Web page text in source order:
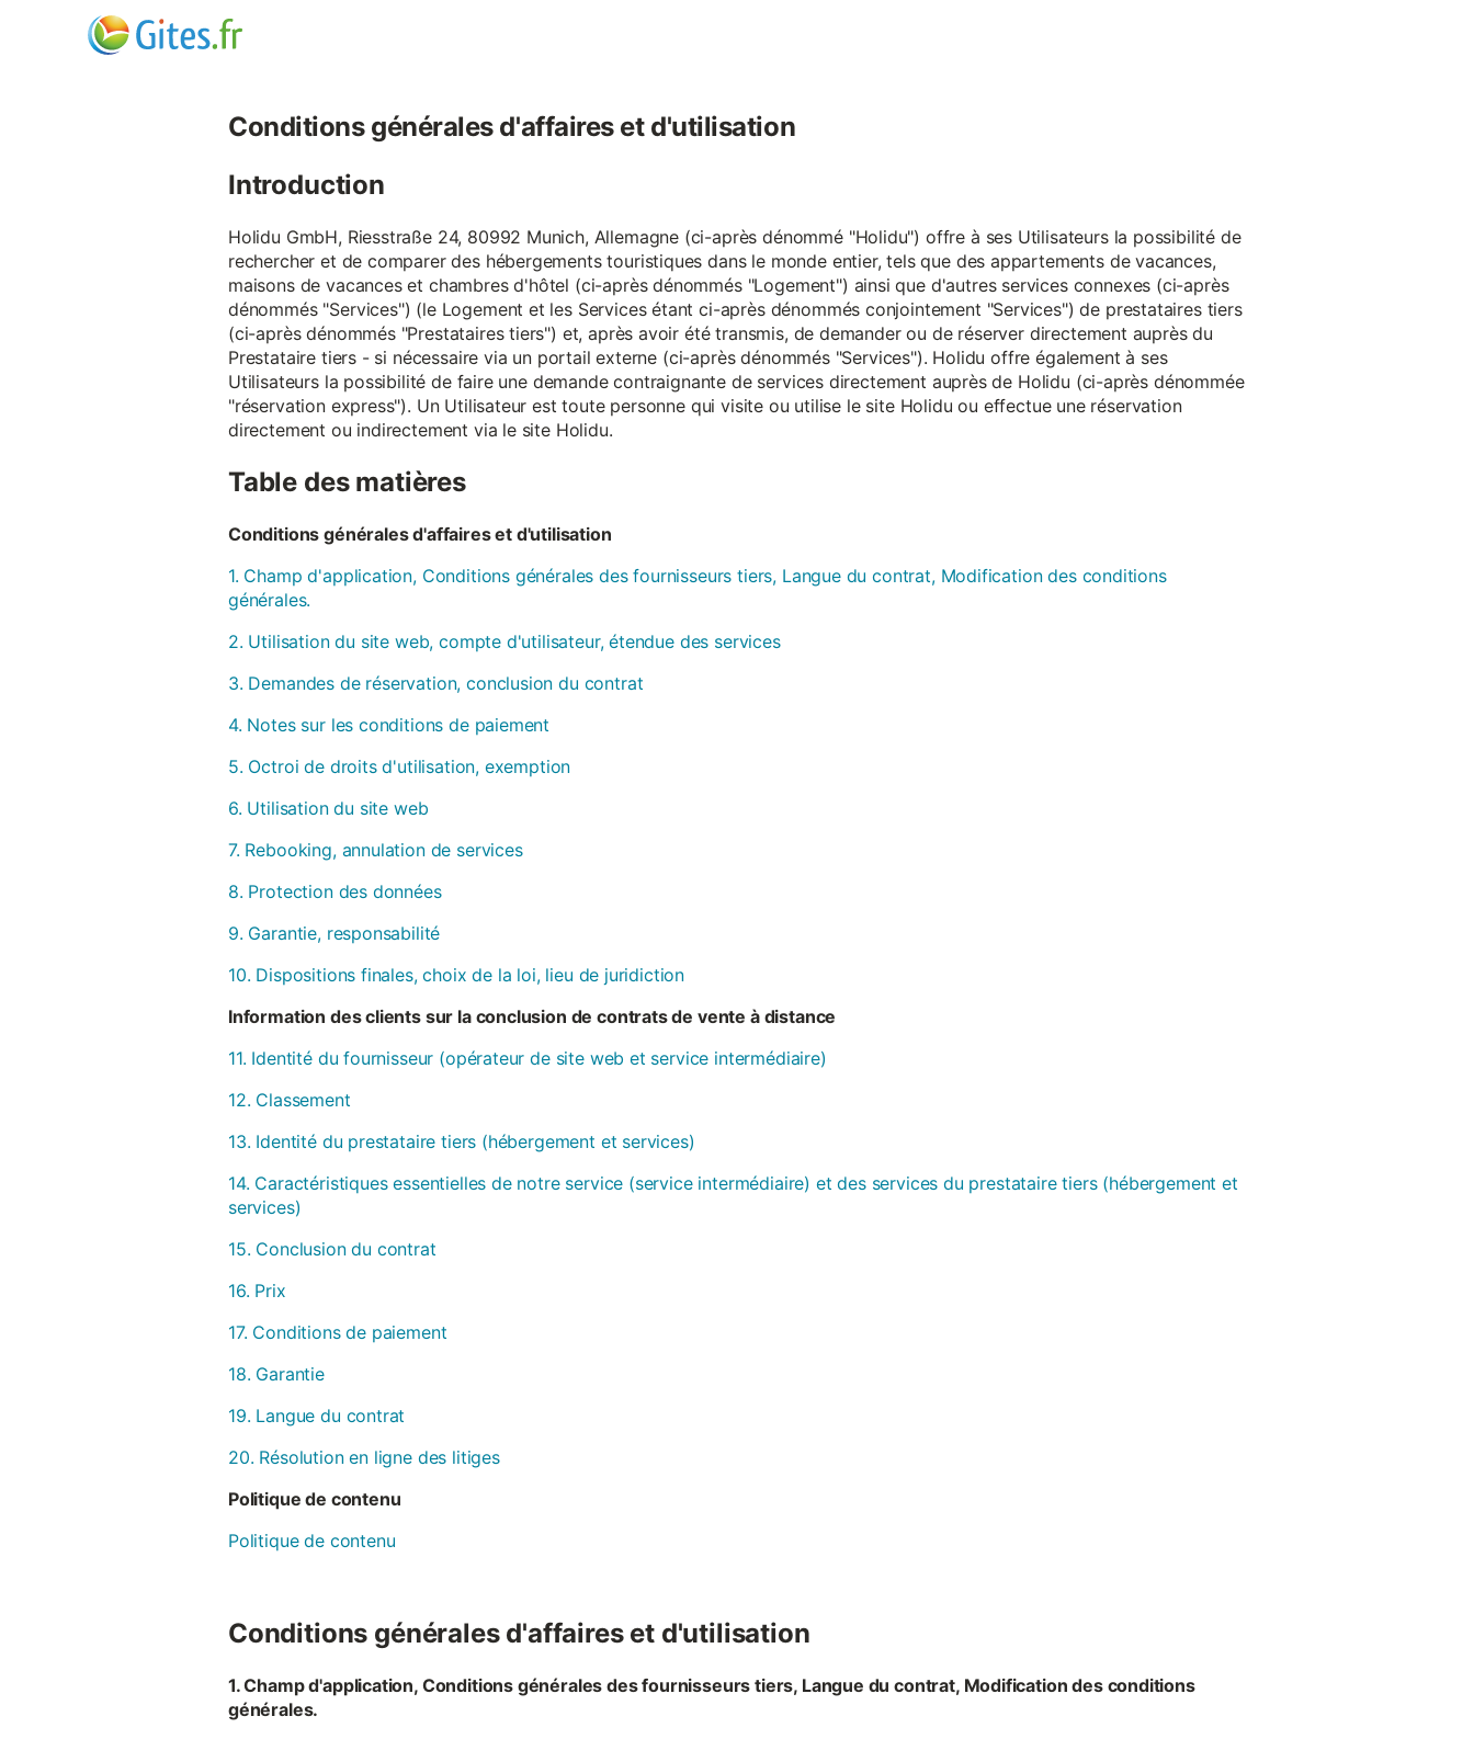
Conditions générales d'affaires et d'utilisation
Introduction
Holidu GmbH, Riesstraße 24, 80992 Munich, Allemagne (ci-après dénommé "Holidu") offre à ses Utilisateurs la possibilité de
rechercher et de comparer des hébergements touristiques dans le monde entier, tels que des appartements de vacances,
maisons de vacances et chambres d'hôtel (ci-après dénommés "Logement") ainsi que d'autres services connexes (ci-après
dénommés "Services") (le Logement et les Services étant ci-après dénommés conjointement "Services") de prestataires tiers
(ci-après dénommés "Prestataires tiers") et, après avoir été transmis, de demander ou de réserver directement auprès du
Prestataire tiers - si nécessaire via un portail externe (ci-après dénommés "Services"). Holidu offre également à ses
Utilisateurs la possibilité de faire une demande contraignante de services directement auprès de Holidu (ci-après dénommée
"réservation express"). Un Utilisateur est toute personne qui visite ou utilise le site Holidu ou effectue une réservation
directement ou indirectement via le site Holidu.
Table des matières
Conditions générales d'affaires et d'utilisation
1. Champ d'application, Conditions générales des fournisseurs tiers, Langue du contrat, Modification des conditions
générales.
2. Utilisation du site web, compte d'utilisateur, étendue des services
3. Demandes de réservation, conclusion du contrat
4. Notes sur les conditions de paiement
5. Octroi de droits d'utilisation, exemption
6. Utilisation du site web
7. Rebooking, annulation de services
8. Protection des données
9. Garantie, responsabilité
10. Dispositions finales, choix de la loi, lieu de juridiction
Information des clients sur la conclusion de contrats de vente à distance
11. Identité du fournisseur (opérateur de site web et service intermédiaire)
12. Classement
13. Identité du prestataire tiers (hébergement et services)
14. Caractéristiques essentielles de notre service (service intermédiaire) et des services du prestataire tiers (hébergement et
services)
15. Conclusion du contrat
16. Prix
17. Conditions de paiement
18. Garantie
19. Langue du contrat
20. Résolution en ligne des litiges
Politique de contenu
Politique de contenu
Conditions générales d'affaires et d'utilisation
1. Champ d'application, Conditions générales des fournisseurs tiers, Langue du contrat, Modification des conditions
générales.